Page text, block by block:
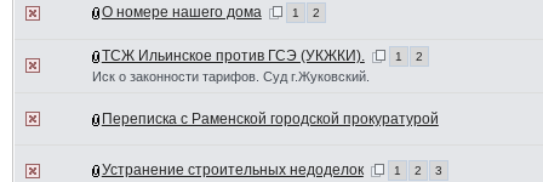
О номере нашего дома 1 2
ТСЖ Ильинское против ГСЭ (УКЖКИ). 1 2
Иск о законности тарифов. Суд г.Жуковский.
Переписка с Раменской городской прокуратурой
Устранение строительных недоделок 1 2 3